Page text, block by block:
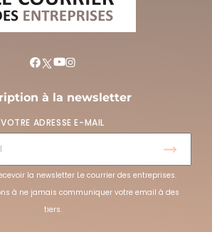
à la newsletter
VOTRE ADRESSE E-MAIL
la newsletter Le courrier des entreprises.
à ne jamais communiquer votre email à des
tiers.